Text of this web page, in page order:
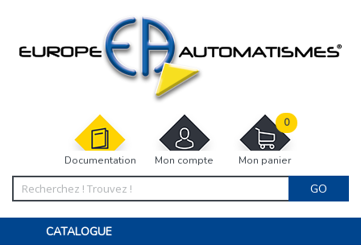
Documentation Mon compte Mon panier
0
GO
CATALOGUE